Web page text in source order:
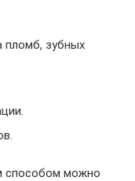
пломб, зубных
способом можно